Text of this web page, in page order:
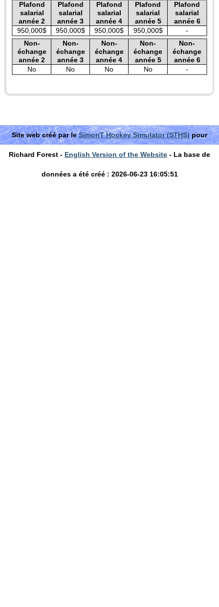
Plafond
salarial
année 2
Plafond
salarial
année 3
Plafond
salarial
année 4
Plafond
salarial
année 5
Plafond
salarial
année 6
950,000$
950,000$ 950,000$ 950,000$
-
Non-
échange
année 2
Non-
échange
année 3
Non-
échange
année 4
Non-
échange
année 5
Non-
échange
année 6
No
No No No -
Site web créé par leSimonT Hockey Simulator (STHS)pour
Richard Forest - English Version of the Website - La base de
données a été créé : 2026-06-23 16:05:51